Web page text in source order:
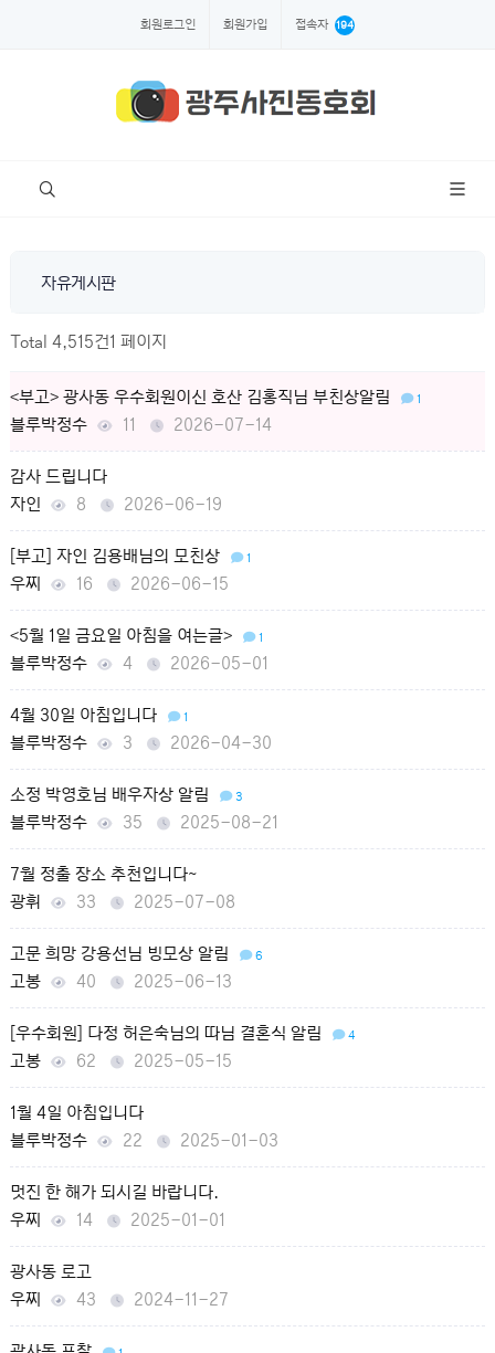
회원로그인 회원가입 접속자 194
자유게시판
Total 4,515건1 페이지
<부고> 광사동 우수회원이신 호산 김홍직님 부친상알림 1
블루박정수 11 2026-07-14
감사 드립니다
자인
8 2026-06-19
[부고] 자인 김용배님의 모친상 1
우찌 16 2026-06-15
<5월 1일 금요일 아침을 여는글> 1
블루박정수 4 2026-05-01
4월 30일 아침입니다 1
블루박정수 3 2026-04-30
소정 박영호님 배우자상 알림 3
블루박정수 35 2025-08-21
7월 정출 장소 추천입니다~
광휘
33 2025-07-08
고문 희망 강용선님 빙모상 알림 6
고봉 40 2025-06-13
[우수회원] 다정 허은숙님의 따님 결혼식 알림 4
고봉 62 2025-05-15
1월 4일 아침입니다
블루박정수
22 2025-01-03
멋진 한 해가 되시길 바랍니다.
우찌
14 2025-01-01
광사동 로고
우찌
43 2024-11-27